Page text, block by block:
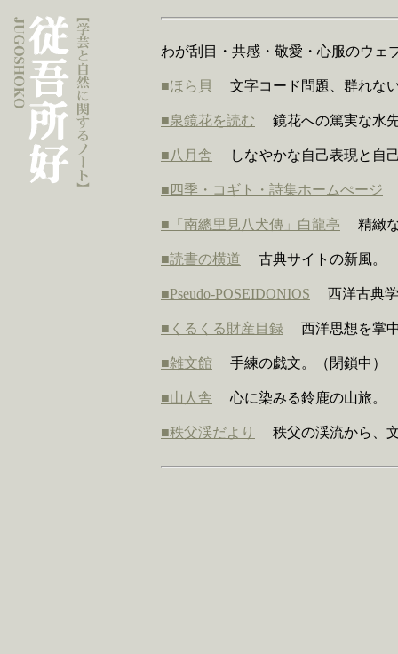
わが刮目・共感・敬愛・心服のウェ
■ほら貝 文字コード問題、群れな
■泉鏡花を読む 鏡花への篤実な水
■八月舎 しなやかな自己表現と自
■四季・コギト・詩集ホームぺージ
■「南總里見八犬傳」白龍亭 精緻な
■読書の横道 古典サイトの新風。
■Pseudo-POSEIDONIOS 西洋古典学
■くるくる財産目録 西洋思想を掌中
■雑文館 手練の戯文。（閉鎖中）
■山人舎 心に染みる鈴鹿の山旅。
■秩父渓だより 秩父の渓流から、